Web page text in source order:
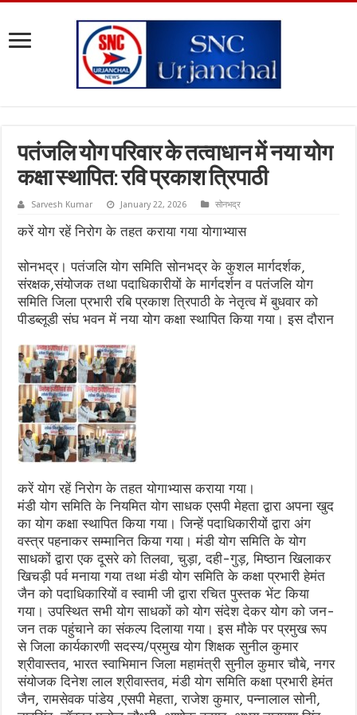
पतंजलि योग परिवार के तत्वाधान में नया योग
कक्षा स्थापित: रवि प्रकाश त्रिपाठी
Sarvesh Kumar January 22, 2026 सोनभद्र
करें योग रहें निरोग के तहत कराया गया योगाभ्यास
सोनभद्र। पतंजलि योग समिति सोनभद्र के कुशल मार्गदर्शक,
संरक्षक,संयोजक तथा पदाधिकारीयों के मार्गदर्शन व पतंजलि योग
समिति जिला प्रभारी रबि प्रकाश त्रिपाठी के नेतृत्व में बुधवार को
पीडब्लूडी संघ भवन में नया योग कक्षा स्थापित किया गया। इस दौरान
करें योग रहें निरोग के तहत योगाभ्यास कराया गया।
मंडी योग समिति के नियमित योग साधक एसपी मेहता द्वारा अपना खुद
का योग कक्षा स्थापित किया गया। जिन्हें पदाधिकारीयों द्वारा अंग
वस्त्र पहनाकर सम्मानित किया गया। मंडी योग समिति के योग
साधकों द्वारा एक दूसरे को तिलवा, चुड़ा, दही-गुड़, मिष्ठान खिलाकर
खिचड़ी पर्व मनाया गया तथा मंडी योग समिति के कक्षा प्रभारी हेमंत
जैन को पदाधिकारियों व स्वामी जी द्वारा रचित पुस्तक भेंट किया
गया। उपस्थित सभी योग साधकों को योग संदेश देकर योग को जन-
जन तक पहुंचाने का संकल्प दिलाया गया। इस मौके पर प्रमुख रूप
से जिला कार्यकारणी सदस्य/प्रमुख योग शिक्षक सुनील कुमार
श्रीवास्तव, भारत स्वाभिमान जिला महामंत्री सुनील कुमार चौबे, नगर
संयोजक दिनेश लाल श्रीवास्तव, मंडी योग समिति कक्षा प्रभारी हेमंत
जैन, रामसेवक पांडेय ,एसपी मेहता, राजेश कुमार, पन्नालाल सोनी,